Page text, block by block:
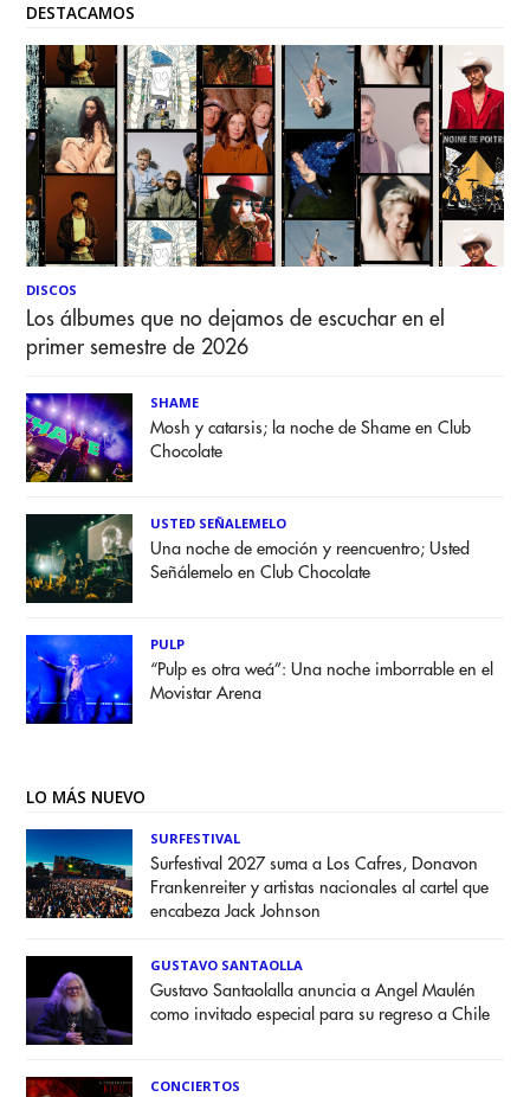
DESTACAMOS
DISCOS
Los álbumes que no dejamos de escuchar en el
primer semestre de 2026
SHAME
Mosh y catarsis; la noche de Shame en Club
Chocolate
USTED SEÑALEMELO
Una noche de emoción y reencuentro; Usted
Señálemelo en Club Chocolate
PULP
“Pulp es otra weá”: Una noche imborrable en el
Movistar Arena
LO MÁS NUEVO
SURFESTIVAL
Surfestival 2027 suma a Los Cafres, Donavon
Frankenreiter y artistas nacionales al cartel que
encabeza Jack Johnson
GUSTAVO SANTAOLLA
Gustavo Santaolalla anuncia a Angel Maulén
como invitado especial para su regreso a Chile
CONCIERTOS